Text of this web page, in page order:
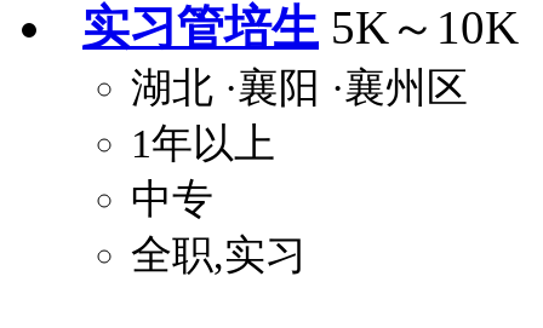
实习管培生 5K～10K
湖北 ·襄阳 ·襄州区
1年以上
中专
全职,实习